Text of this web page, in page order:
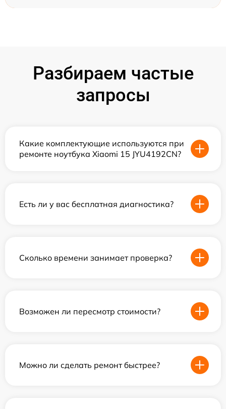
Разбираем частые
запросы
Какие комплектующие используются при
ремонте ноутбука Xiaomi 15 JYU4192CN?
Есть ли у вас бесплатная диагностика?
Сколько времени занимает проверка?
Возможен ли пересмотр стоимости?
Можно ли сделать ремонт быстрее?